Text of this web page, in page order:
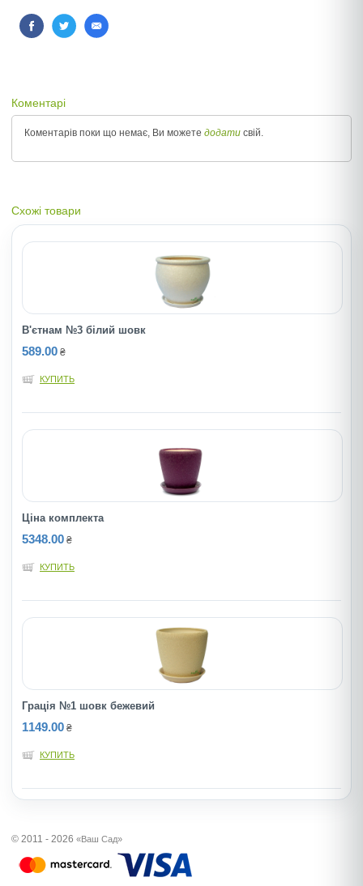
Коментарі
Коментарів поки що немає, Ви можете додати свій.
Схожі товари
В'єтнам №3 білий шовк
589.00 ₴
КУПИТЬ
Ціна комплекта
5348.00 ₴
КУПИТЬ
Грація №1 шовк бежевий
1149.00 ₴
КУПИТЬ
© 2011 - 2026 «Ваш Сад»